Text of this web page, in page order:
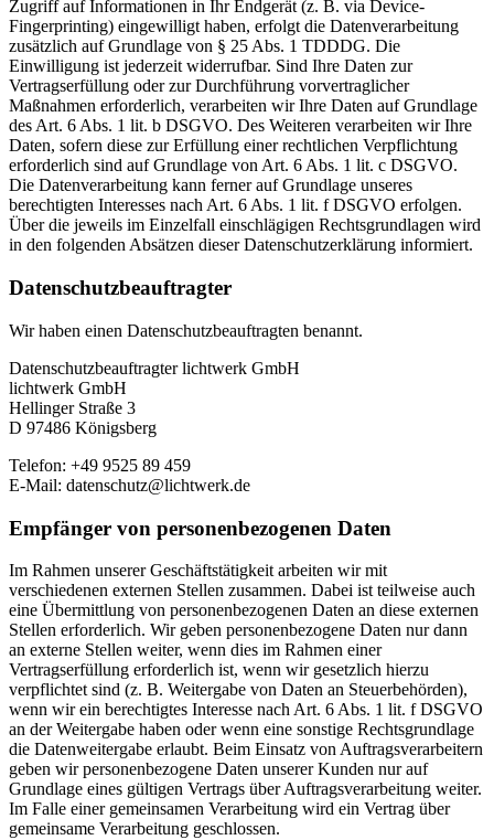
Zugriff auf Informationen in Ihr Endgerät (z. B. via Device-
Fingerprinting) eingewilligt haben, erfolgt die Datenverarbeitung
zusätzlich auf Grundlage von § 25 Abs. 1 TDDDG. Die
Einwilligung ist jederzeit widerrufbar. Sind Ihre Daten zur
Vertragserfüllung oder zur Durchführung vorvertraglicher
Maßnahmen erforderlich, verarbeiten wir Ihre Daten auf Grundlage
des Art. 6 Abs. 1 lit. b DSGVO. Des Weiteren verarbeiten wir Ihre
Daten, sofern diese zur Erfüllung einer rechtlichen Verpflichtung
erforderlich sind auf Grundlage von Art. 6 Abs. 1 lit. c DSGVO.
Die Datenverarbeitung kann ferner auf Grundlage unseres
berechtigten Interesses nach Art. 6 Abs. 1 lit. f DSGVO erfolgen.
Über die jeweils im Einzelfall einschlägigen Rechtsgrundlagen wird
in den folgenden Absätzen dieser Datenschutzerklärung informiert.
Datenschutz­beauftragter
Wir haben einen Datenschutzbeauftragten benannt.
Datenschutzbeauftragter lichtwerk GmbH
lichtwerk GmbH
Hellinger Straße 3
D 97486 Königsberg
Telefon: +49 9525 89 459
E-Mail: datenschutz@lichtwerk.de
Empfänger von personenbezogenen Daten
Im Rahmen unserer Geschäftstätigkeit arbeiten wir mit
verschiedenen externen Stellen zusammen. Dabei ist teilweise auch
eine Übermittlung von personenbezogenen Daten an diese externen
Stellen erforderlich. Wir geben personenbezogene Daten nur dann
an externe Stellen weiter, wenn dies im Rahmen einer
Vertragserfüllung erforderlich ist, wenn wir gesetzlich hierzu
verpflichtet sind (z. B. Weitergabe von Daten an Steuerbehörden),
wenn wir ein berechtigtes Interesse nach Art. 6 Abs. 1 lit. f DSGVO
an der Weitergabe haben oder wenn eine sonstige Rechtsgrundlage
die Datenweitergabe erlaubt. Beim Einsatz von Auftragsverarbeitern
geben wir personenbezogene Daten unserer Kunden nur auf
Grundlage eines gültigen Vertrags über Auftragsverarbeitung weiter.
Im Falle einer gemeinsamen Verarbeitung wird ein Vertrag über
gemeinsame Verarbeitung geschlossen.